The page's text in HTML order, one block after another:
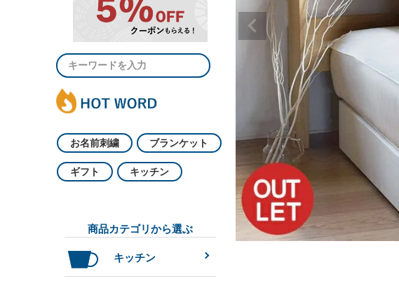
お名前刺繍 ブランケット
ギフト キッチン
商品カテゴリから選ぶ
キッチン